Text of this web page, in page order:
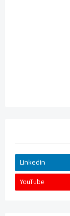
Linkedin
YouTube